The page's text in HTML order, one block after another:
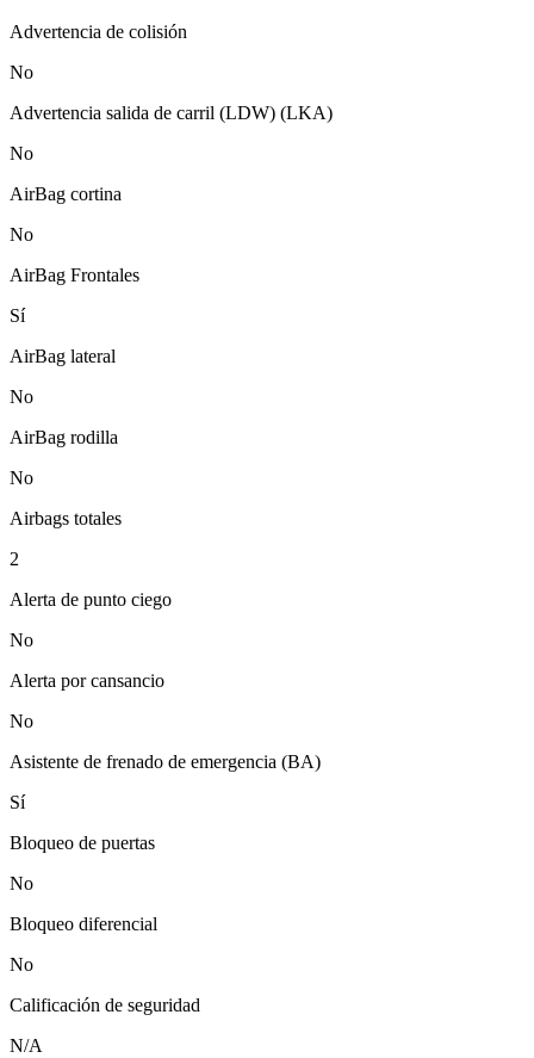
Advertencia de colisión
No
Advertencia salida de carril (LDW) (LKA)
No
AirBag cortina
No
AirBag Frontales
Sí
AirBag lateral
No
AirBag rodilla
No
Airbags totales
2
Alerta de punto ciego
No
Alerta por cansancio
No
Asistente de frenado de emergencia (BA)
Sí
Bloqueo de puertas
No
Bloqueo diferencial
No
Calificación de seguridad
N/A